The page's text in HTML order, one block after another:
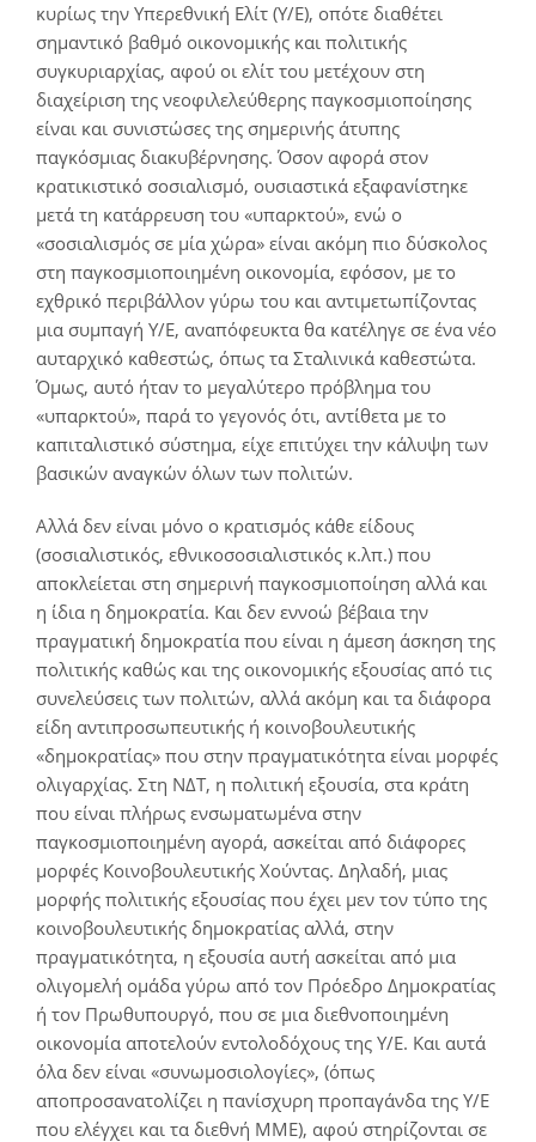
κυρίως την Υπερεθνική Ελίτ (Υ/Ε), οπότε διαθέτει
σημαντικό βαθμό οικονομικής και πολιτικής
συγκυριαρχίας, αφού οι ελίτ του μετέχουν στη
διαχείριση της νεοφιλελεύθερης παγκοσμιοποίησης
είναι και συνιστώσες της σημερινής άτυπης
παγκόσμιας διακυβέρνησης. Όσον αφορά στον
κρατικιστικό σοσιαλισμό, ουσιαστικά εξαφανίστηκε
μετά τη κατάρρευση του «υπαρκτού», ενώ ο
«σοσιαλισμός σε μία χώρα» είναι ακόμη πιο δύσκολος
στη παγκοσμιοποιημένη οικονομία, εφόσον, με το
εχθρικό περιβάλλον γύρω του και αντιμετωπίζοντας
μια συμπαγή Υ/Ε, αναπόφευκτα θα κατέληγε σε ένα νέο
αυταρχικό καθεστώς, όπως τα Σταλινικά καθεστώτα.
Όμως, αυτό ήταν το μεγαλύτερο πρόβλημα του
«υπαρκτού», παρά το γεγονός ότι, αντίθετα με το
καπιταλιστικό σύστημα, είχε επιτύχει την κάλυψη των
βασικών αναγκών όλων των πολιτών.
Αλλά δεν είναι μόνο ο κρατισμός κάθε είδους
(σοσιαλιστικός, εθνικοσοσιαλιστικός κ.λπ.) που
αποκλείεται στη σημερινή παγκοσμιοποίηση αλλά και
η ίδια η δημοκρατία. Και δεν εννοώ βέβαια την
πραγματική δημοκρατία που είναι η άμεση άσκηση της
πολιτικής καθώς και της οικονομικής εξουσίας από τις
συνελεύσεις των πολιτών, αλλά ακόμη και τα διάφορα
είδη αντιπροσωπευτικής ή κοινοβουλευτικής
«δημοκρατίας» που στην πραγματικότητα είναι μορφές
ολιγαρχίας. Στη ΝΔΤ, η πολιτική εξουσία, στα κράτη
που είναι πλήρως ενσωματωμένα στην
παγκοσμιοποιημένη αγορά, ασκείται από διάφορες
μορφές Κοινοβουλευτικής Χούντας. Δηλαδή, μιας
μορφής πολιτικής εξουσίας που έχει μεν τον τύπο της
κοινοβουλευτικής δημοκρατίας αλλά, στην
πραγματικότητα, η εξουσία αυτή ασκείται από μια
ολιγομελή ομάδα γύρω από τον Πρόεδρο Δημοκρατίας
ή τον Πρωθυπουργό, που σε μια διεθνοποιημένη
οικονομία αποτελούν εντολοδόχους της Υ/Ε. Και αυτά
όλα δεν είναι «συνωμοσιολογίες», (όπως
αποπροσανατολίζει η πανίσχυρη προπαγάνδα της Υ/Ε
που ελέγχει και τα διεθνή ΜΜΕ), αφού στηρίζονται σε